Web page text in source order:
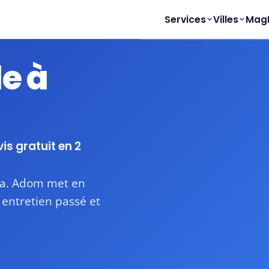
Services Villes Mag
à
gratuit en 2
Adom met en
passé et